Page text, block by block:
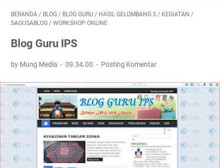
BERANDA / BLOG / BLOG GURU / HASIL GELOMBANG 5 / KEGIATAN /
SAGUSABLOG / WORKSHOP ONLINE
Blog Guru IPS
by Mung Media 09.34.00 Posting Komentar